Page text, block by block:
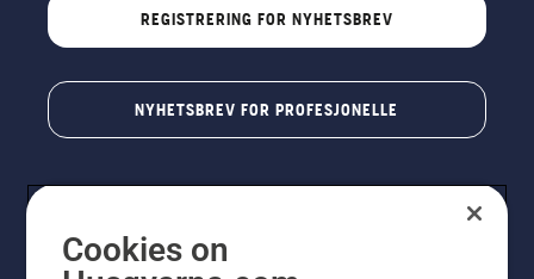
REGISTRERING FOR NYHETSBREV
NYHETSBREV FOR PROFESJONELLE
Cookies on